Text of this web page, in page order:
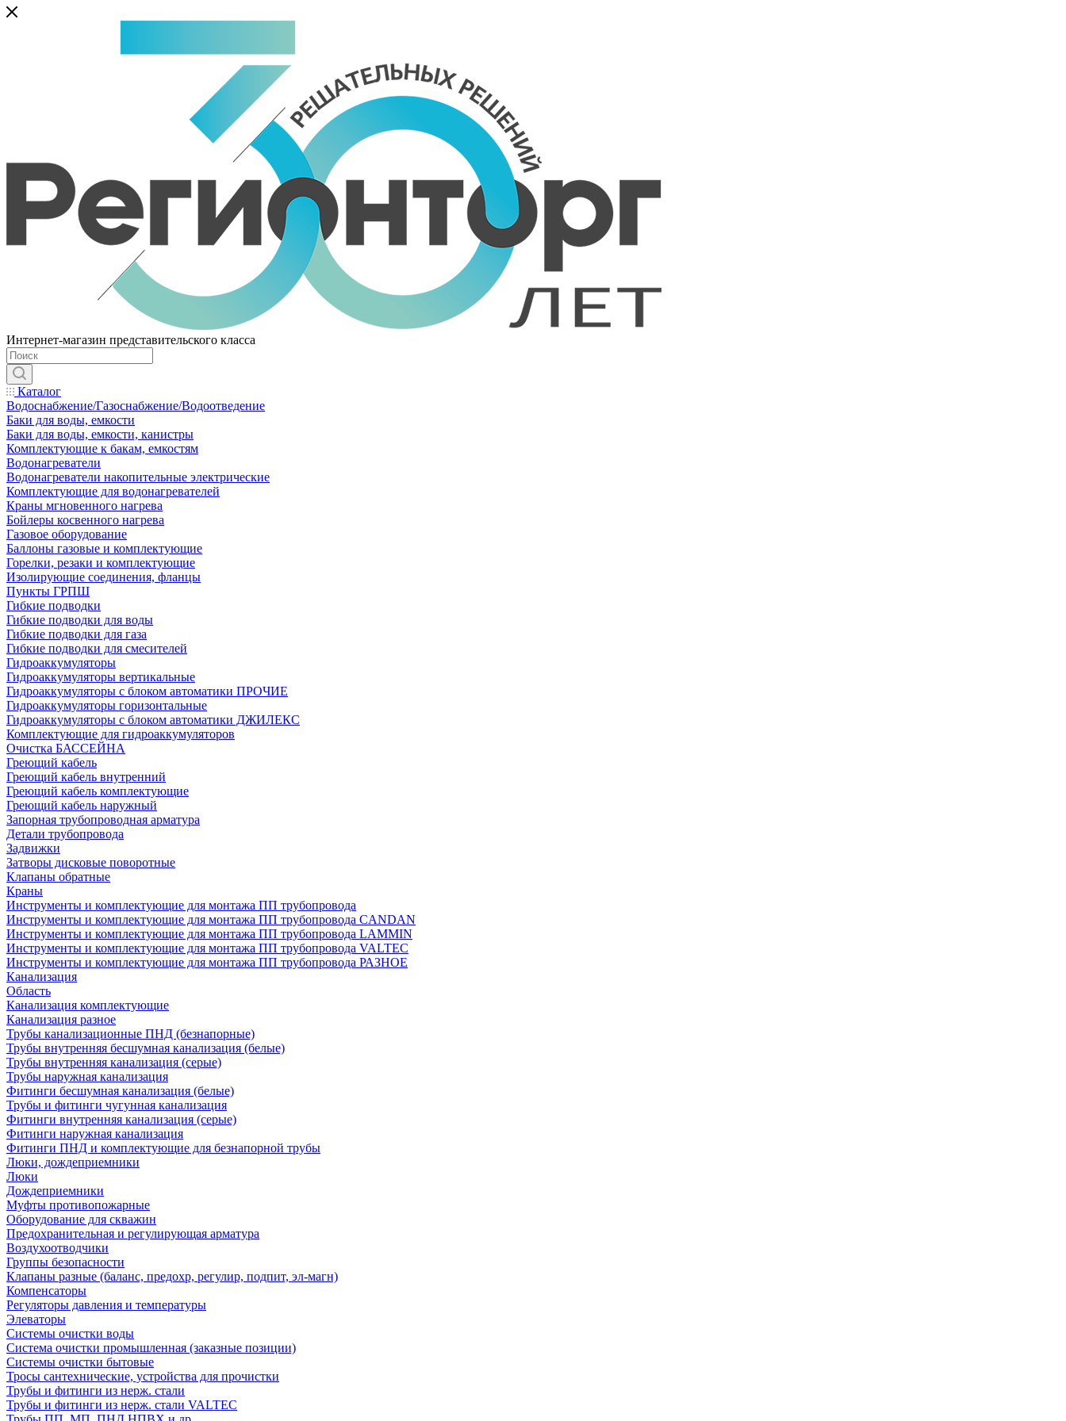
Интернет-магазин представительского класса
Каталог
Водоснабжение/Газоснабжение/Водоотведение
Баки для воды, емкости
Баки для воды, емкости, канистры
Комплектующие к бакам, емкостям
Водонагреватели
Водонагреватели накопительные электрические
Комплектующие для водонагревателей
Краны мгновенного нагрева
Бойлеры косвенного нагрева
Газовое оборудование
Баллоны газовые и комплектующие
Горелки, резаки и комплектующие
Изолирующие соединения, фланцы
Пункты ГРПШ
Гибкие подводки
Гибкие подводки для воды
Гибкие подводки для газа
Гибкие подводки для смесителей
Гидроаккумуляторы
Гидроаккумуляторы вертикальные
Гидроаккумуляторы с блоком автоматики ПРОЧИЕ
Гидроаккумуляторы горизонтальные
Гидроаккумуляторы с блоком автоматики ДЖИЛЕКС
Комплектующие для гидроаккумуляторов
Очистка БАССЕЙНА
Греющий кабель
Греющий кабель внутренний
Греющий кабель комплектующие
Греющий кабель наружный
Запорная трубопроводная арматура
Детали трубопровода
Задвижки
Затворы дисковые поворотные
Клапаны обратные
Краны
Инструменты и комплектующие для монтажа ПП трубопровода
Инструменты и комплектующие для монтажа ПП трубопровода CANDAN
Инструменты и комплектующие для монтажа ПП трубопровода LAMMIN
Инструменты и комплектующие для монтажа ПП трубопровода VALTEC
Инструменты и комплектующие для монтажа ПП трубопровода РАЗНОЕ
Канализация
Область
Канализация комплектующие
Канализация разное
Трубы канализационные ПНД (безнапорные)
Трубы внутренняя бесшумная канализация (белые)
Трубы внутренняя канализация (серые)
Трубы наружная канализация
Фитинги бесшумная канализация (белые)
Трубы и фитинги чугунная канализация
Фитинги внутренняя канализация (серые)
Фитинги наружная канализация
Фитинги ПНД и комплектующие для безнапорной трубы
Люки, дождеприемники
Люки
Дождеприемники
Муфты противопожарные
Оборудование для скважин
Предохранительная и регулирующая арматура
Воздухоотводчики
Группы безопасности
Клапаны разные (баланс, предохр, регулир, подпит, эл-магн)
Компенсаторы
Регуляторы давления и температуры
Элеваторы
Системы очистки воды
Система очистки промышленная (заказные позиции)
Системы очистки бытовые
Тросы сантехнические, устройства для прочистки
Трубы и фитинги из нерж. стали
Трубы и фитинги из нерж. стали VALTEC